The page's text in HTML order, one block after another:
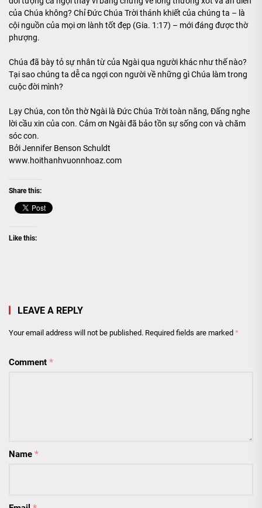
của Chúa không? Chỉ Đức Chúa Trời thánh khiết của chúng ta – là
cội nguồn của mọi ơn lành tốt đẹp (Gia. 1:17) – mới đáng được thờ
phượng.
Chúa đã bày tỏ sự nhân từ của Ngài qua người khác như thế nào?
Tại sao chúng ta dễ ca ngợi con người về những gì Chúa làm trong
cuộc đời mình?
Lạy Chúa, con tôn thờ Ngài là Đức Chúa Trời toàn năng, Đấng nghe
lời cầu xin của con. Cảm ơn Ngài đã bảo tồn sự sống con và chăm
sóc con.
Bởi Jennifer Benson Schuldt
www.hoithanhvuonnhoaz.com
Share this:
Like this:
LEAVE A REPLY
Your email address will not be published. Required fields are marked *
Comment *
Name *